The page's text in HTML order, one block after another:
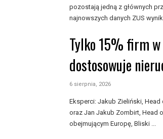
pozostają jedną z głównych
najnowszych danych ZUS
Tylko 15% firm w
dostosowuje
6 sierpnia, 2026
Eksperci: Jakub Zieliński,
oraz Jan Jakub Zombirt, Head
obejmującym Europę, Bliski ...